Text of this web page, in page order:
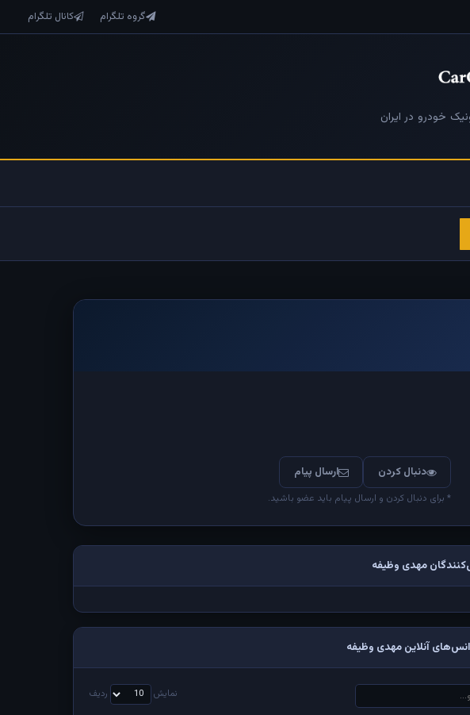
گروه تلگرام کانال تلگرام
خودرو در ایران
دنبال کردن ارسال پیام
* برای دنبال کردن و ارسال پیام باید عضو باشید.
مهدی وظیفه
آنلاین مهدی وظیفه
نمایش ردیف